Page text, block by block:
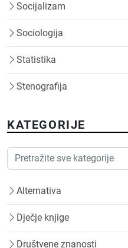
Socijalizam
Sociologija
Statistika
Stenografija
KATEGORIJE
Alternativa
Dječje knjige
Društvene znanosti